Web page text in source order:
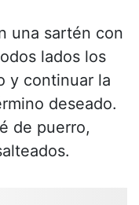
una sartén con
lados los
y continuar la
deseado.
de puerro,